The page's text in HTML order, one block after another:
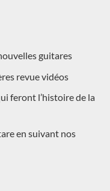
guitares
revue vidéos
feront l’histoire de la
en suivant nos